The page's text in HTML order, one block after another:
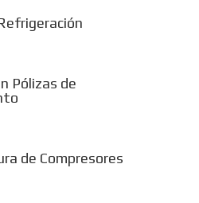
Pólizas de
de Compresores